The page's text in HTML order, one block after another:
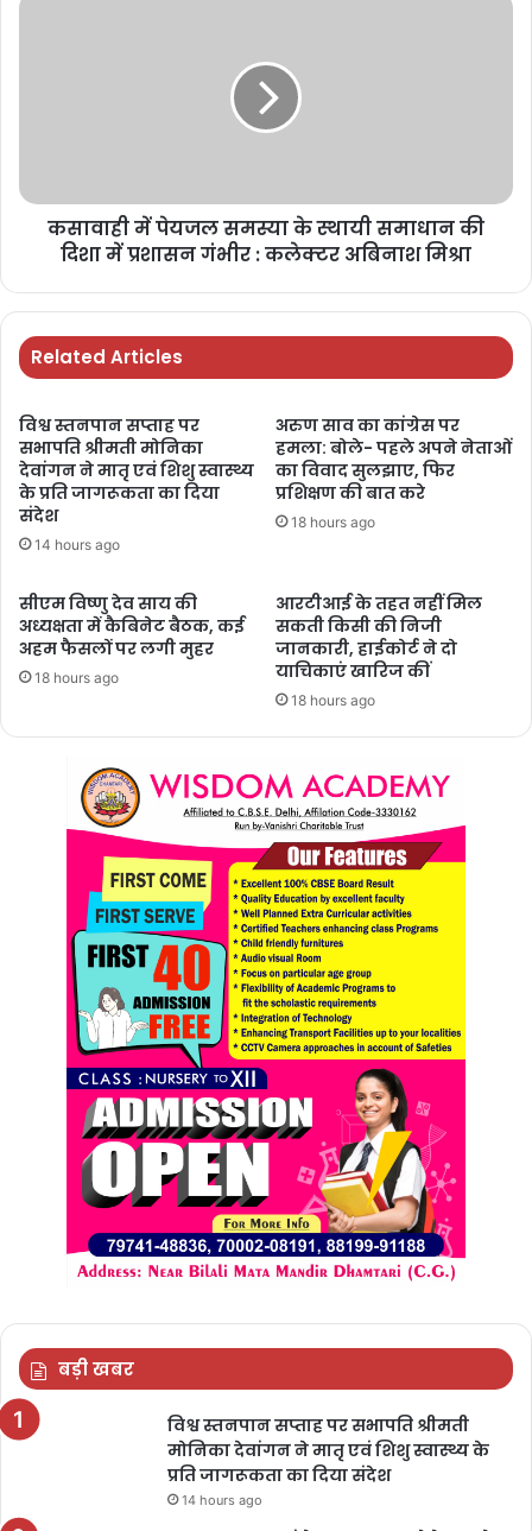
कसावाही में पेयजल समस्या के स्थायी समाधान की
दिशा में प्रशासन गंभीर : कलेक्टर अबिनाश मिश्रा
Related Articles
विश्व स्तनपान सप्ताह पर
सभापति श्रीमती मोनिका
देवांगन ने मातृ एवं शिशु स्वास्थ्य
के प्रति जागरूकता का दिया
संदेश
14 hours ago
अरुण साव का कांग्रेस पर
हमला: बोले- पहले अपने नेताओं
का विवाद सुलझाए, फिर
प्रशिक्षण की बात करे
18 hours ago
सीएम विष्णु देव साय की
अध्यक्षता में कैबिनेट बैठक, कई
अहम फैसलों पर लगी मुहर
18 hours ago
आरटीआई के तहत नहीं मिल
सकती किसी की निजी
जानकारी, हाईकोर्ट ने दो
याचिकाएं खारिज कीं
18 hours ago
बड़ी खबर
विश्व स्तनपान सप्ताह पर सभापति श्रीमती
मोनिका देवांगन ने मातृ एवं शिशु स्वास्थ्य के
प्रति जागरूकता का दिया संदेश
14 hours ago